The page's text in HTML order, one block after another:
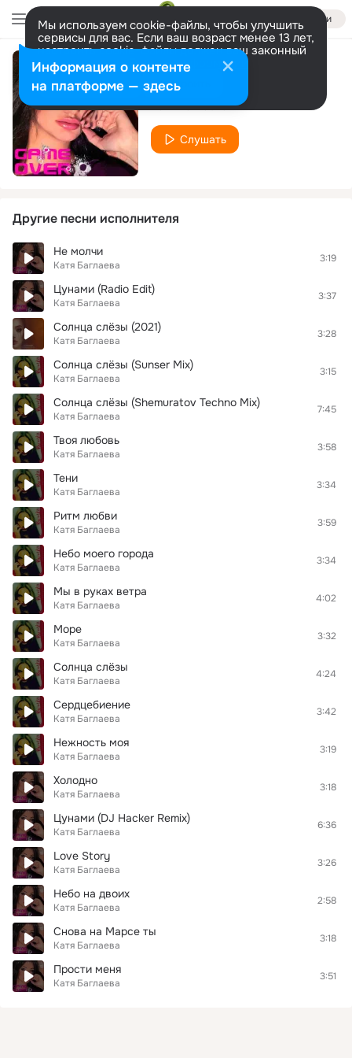
Войти
Мы используем cookie-файлы, чтобы улучшить
сервисы для вас. Если ваш возраст менее 13 лет,
настроить cookie-файлы должен ваш законный
представитель. Больше информации
Разрешить все Настроить
Жажда скорости
Катя Баглаева
Слушать
Другие песни исполнителя
Не молчи
Катя Баглаева
3:19
Цунами (Radio Edit)
Катя Баглаева
3:37
Солнца слёзы (2021)
Катя Баглаева
3:28
Солнца слёзы (Sunser Mix)
Катя Баглаева
3:15
Солнца слёзы (Shemuratov Techno Mix)
Катя Баглаева
7:45
Твоя любовь
Катя Баглаева
3:58
Тени
Катя Баглаева
3:34
Ритм любви
Катя Баглаева
3:59
Небо моего города
Катя Баглаева
3:34
Мы в руках ветра
Катя Баглаева
4:02
Море
Катя Баглаева
3:32
Солнца слёзы
Катя Баглаева
4:24
Сердцебиение
Катя Баглаева
3:42
Нежность моя
Катя Баглаева
3:19
Холодно
Катя Баглаева
3:18
Цунами (DJ Hacker Remix)
Катя Баглаева
6:36
Love Story
Катя Баглаева
3:26
Небо на двоих
Катя Баглаева
2:58
Снова на Марсе ты
Катя Баглаева
3:18
Прости меня
Катя Баглаева
3:51
Информация о контенте
на платформе — здесь